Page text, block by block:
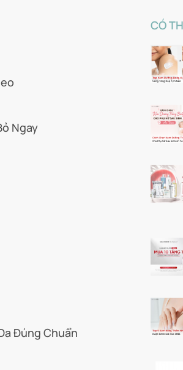
Ngay
Đúng Chuẩn
CÓ